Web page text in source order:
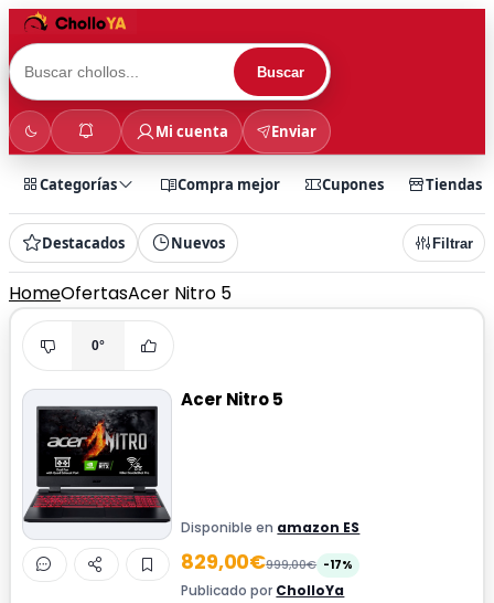
Buscar
Mi cuenta Enviar
Categorías Compra mejor Cupones Tiendas
Destacados Nuevos Filtrar
HomeOfertasAcer Nitro 5
0°
Acer Nitro 5
Disponible en amazon ES
829,00€999,00€ -17%
Publicado por CholloYa